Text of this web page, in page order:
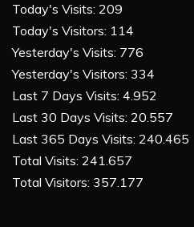
Today's Visits: 209
Today's Visitors: 114
Yesterday's Visits: 776
Yesterday's Visitors: 334
Last 7 Days Visits: 4.952
Last 30 Days Visits: 20.557
Last 365 Days Visits: 240.465
Total Visits: 241.657
Total Visitors: 357.177